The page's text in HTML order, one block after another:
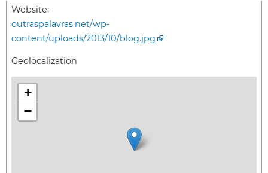
Website:
outraspalavras.net/wp-
content/uploads/2013/10/blog.jpg
Geolocalization
+
−